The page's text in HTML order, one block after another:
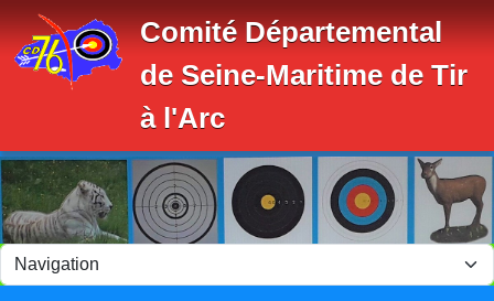
Comité Départemental
de Seine-Maritime de Tir
à l'Arc
Panneau de gestion des cookies